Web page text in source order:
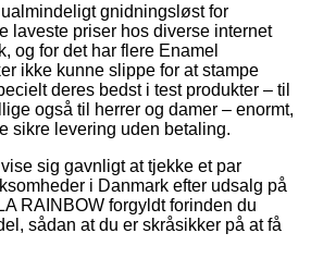
gnidningsløst for
laveste priser hos diverse internet
og for det har flere Enamel
ikke kunne slippe for at stampe
deres bedst i test produkter – til
også til herrer og damer – enormt,
sikre levering uden betaling.
sig gavnligt at tjekke et par
i Danmark efter udsalg på
RAINBOW forgyldt forinden du
sådan at du er skråsikker på at få